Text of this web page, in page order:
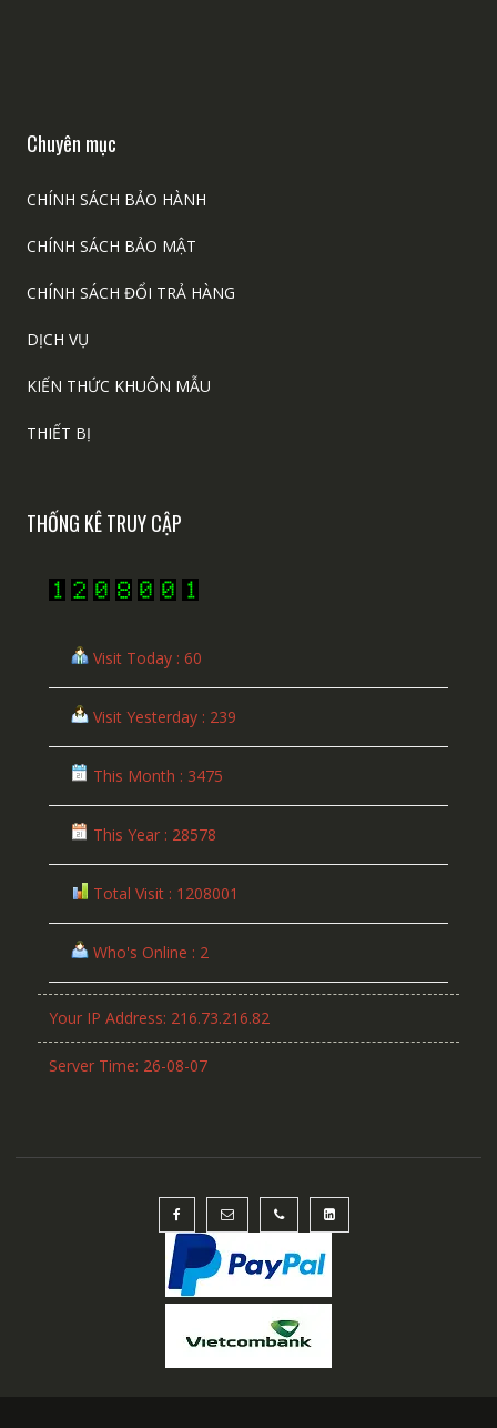
Chuyên mục
CHÍNH SÁCH BẢO HÀNH
CHÍNH SÁCH BẢO MẬT
CHÍNH SÁCH ĐỔI TRẢ HÀNG
DỊCH VỤ
KIẾN THỨC KHUÔN MẪU
THIẾT BỊ
THỐNG KÊ TRUY CẬP
Visit Today : 60
Visit Yesterday : 239
This Month : 3475
This Year : 28578
Total Visit : 1208001
Who's Online : 2
Your IP Address: 216.73.216.82
Server Time: 26-08-07